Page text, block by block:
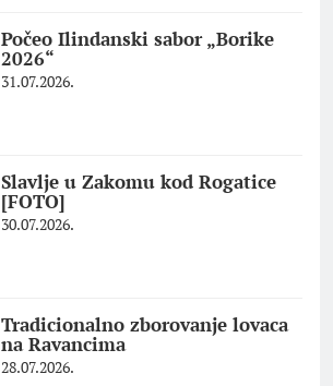
Počeo Ilindanski sabor „Borike
2026“
31.07.2026.
Slavlje u Zakomu kod Rogatice
[FOTO]
30.07.2026.
Tradicionalno zborovanje lovaca
na Ravancima
28.07.2026.